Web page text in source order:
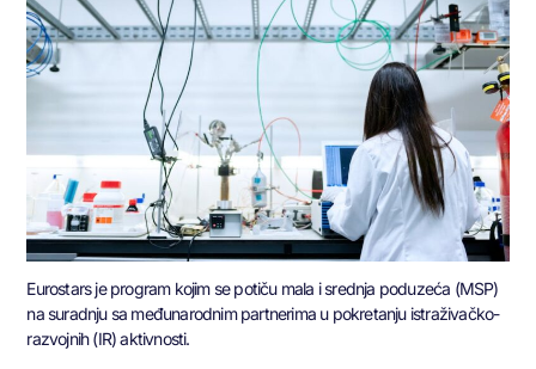
Eurostars je program kojim se potiču mala i srednja poduzeća (MSP)
na suradnju sa međunarodnim partnerima u pokretanju istraživačko-
razvojnih (IR) aktivnosti.